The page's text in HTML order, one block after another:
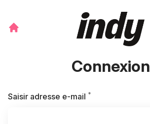
Connexion
Saisir adresse e-mail *